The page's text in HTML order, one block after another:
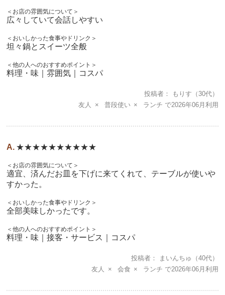
＜お店の雰囲気について＞
広々していて会話しやすい
＜おいしかった食事やドリンク＞
坦々鍋とスイーツ全般
＜他の人へのおすすめポイント＞
料理・味｜雰囲気｜コスパ
投稿者 もりす （30代）
友人
普段使い ランチ 2026年06月
★★★★★★★★★★
＜お店の雰囲気について＞
適宜、済んだお皿を下げに来てくれて、テーブルが使いや
すかった。
＜おいしかった食事やドリンク＞
全部美味しかったです。
＜他の人へのおすすめポイント＞
料理・味｜接客・サービス｜コスパ
投稿者 まいんちゅ
（40代）
友人
会食 ランチ 2026年06月